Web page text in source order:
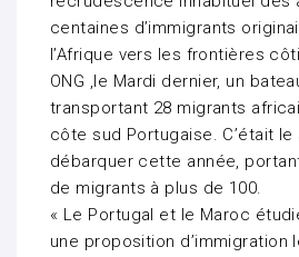
centaines d’immigrants
l’Afrique vers les frontières
ONG ,le Mardi dernier, un
transportant 28 migrants
côte sud Portugaise. C’était
débarquer cette année,
de migrants à plus de 100.
« Le Portugal et le Maroc
une proposition d’immigration